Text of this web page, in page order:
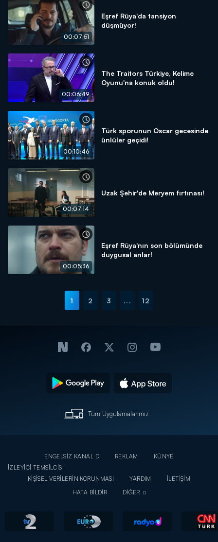
00:07:51
Eşref Rüya'da tansiyon
düşmüyor!
00:06:49
The Traitors Türkiye, Kelime
Oyunu'na konuk oldu!
00:10:46
Türk sporunun Oscar gecesinde
ünlüler geçidi!
00:07:14
Uzak Şehir'de Meryem fırtınası!
00:05:36
Eşref Rüya'nın son bölümünde
duygusal anlar!
1 2 3 ... 12
Tüm Uygulamalarımız
ENGELSİZ KANAL D REKLAM
KÜNYE
İZLEYİCİ TEMSİLCİSİ
KİŞİSEL VERİLERİN KORUNMASI
YARDIM
İLETİŞİM
HATA BİLDİR
DİĞER